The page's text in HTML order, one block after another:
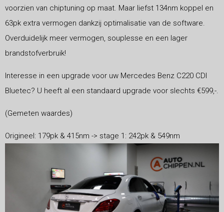
voorzien van chiptuning op maat. Maar liefst 134nm koppel en
63pk extra vermogen dankzij optimalisatie van de software.
Overduidelijk meer vermogen, souplesse en een lager
brandstofverbruik!
Interesse in een upgrade voor uw Mercedes Benz C220 CDI
Bluetec? U heeft al een standaard upgrade voor slechts €599,-.
(Gemeten waardes)
Origineel: 179pk & 415nm -> stage 1: 242pk & 549nm